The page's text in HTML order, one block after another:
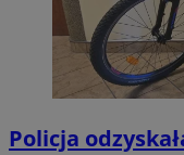
Policja